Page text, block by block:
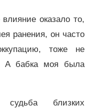
оказало то,
ранения, он часто
тоже не
А бабка моя была
близких